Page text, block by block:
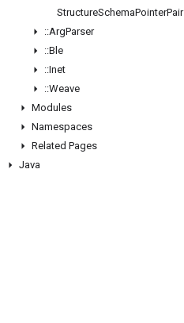
StructureSchemaPointerPair
::ArgParser
::Ble
::Inet
::Weave
Modules
Namespaces
Related Pages
Java